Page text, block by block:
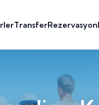
TransferRezervasyon